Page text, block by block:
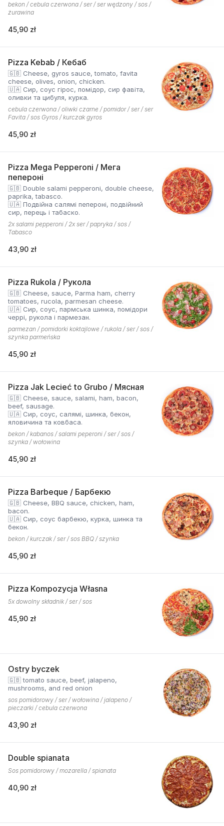
bekon / cebula czerwona / ser / ser wędzony / sos /
żurawina
45,90 zł
Pizza Kebab / Кебаб
🇬🇧 Cheese, gyros sauce, tomato, favita
cheese, olives, onion, chicken.
🇺🇦 Сир, соус гірос, помідор, сир фавіта,
оливки та цибуля, курка.
cebula czerwona / oliwki czarne / pomidor / ser / ser
Favita / sos Gyros / kurczak gyros
45,90 zł
Pizza Mega Pepperoni / Мега
пепероні
🇬🇧 Double salami pepperoni, double cheese,
paprika, tabasco.
🇺🇦 Подвійна салямі пепероні, подвійний
сир, перець і табаско.
2x salami pepperoni / 2x ser / papryka / sos /
Tabasco
43,90 zł
Pizza Rukola / Рукола
🇬🇧 Cheese, sauce, Parma ham, cherry
tomatoes, rucola, parmesan cheese.
🇺🇦 Сир, соус, пармська шинка, помідори
черрі, рукола і пармезан.
parmezan / pomidorki koktajlowe / rukola / ser / sos /
szynka parmeńska
45,90 zł
Pizza Jak Lecieć to Grubo / Мясная
🇬🇧 Cheese, sauce, salami, ham, bacon,
beef, sausage.
🇺🇦 Сир, соус, салямі, шинка, бекон,
яловичина та ковбаса.
bekon / kabanos / salami peperoni / ser / sos /
szynka / wołowina
45,90 zł
Pizza Barbeque / Барбекю
🇬🇧 Cheese, BBQ sauce, chicken, ham,
bacon.
🇺🇦 Сир, соус барбекю, курка, шинка та
бекон.
bekon / kurczak / ser / sos BBQ / szynka
45,90 zł
Pizza Kompozycja Własna
5x dowolny składnik / ser / sos
45,90 zł
Ostry byczek
🇬🇧 tomato sauce, beef, jalapeno,
mushrooms, and red onion
sos pomidorowy / ser / wołowina / jalapeno /
pieczarki / cebula czerwona
43,90 zł
Double spianata
Sos pomidorowy / mozarella / spianata
40,90 zł